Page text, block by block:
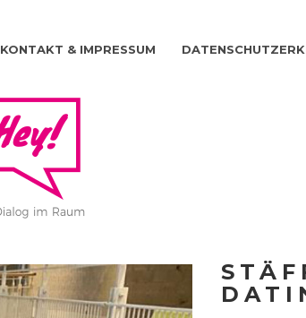
KONTAKT & IMPRESSUM